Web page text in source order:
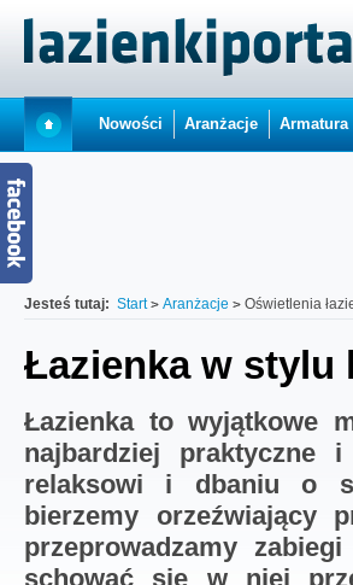
Nowości Aranżacje Armatura
Jesteś tutaj: Start Aranżacje Oświetlenia
Łazienka w stylu
Łazienka to wyjątkowe
najbardziej praktyczne
relaksowi i dbaniu o
bierzemy orzeźwiający
przeprowadzamy
schować się w niej